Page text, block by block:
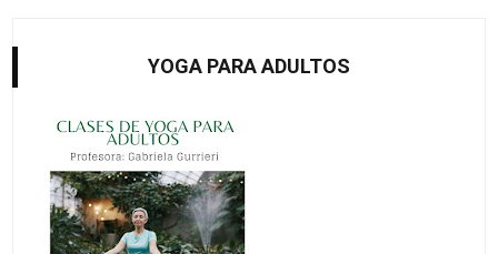
YOGA PARA ADULTOS